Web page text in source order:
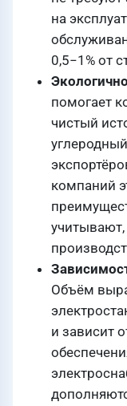
на
0,5−1% от
помогает
чистый
компаний
учитывают,
Объём
и зависит